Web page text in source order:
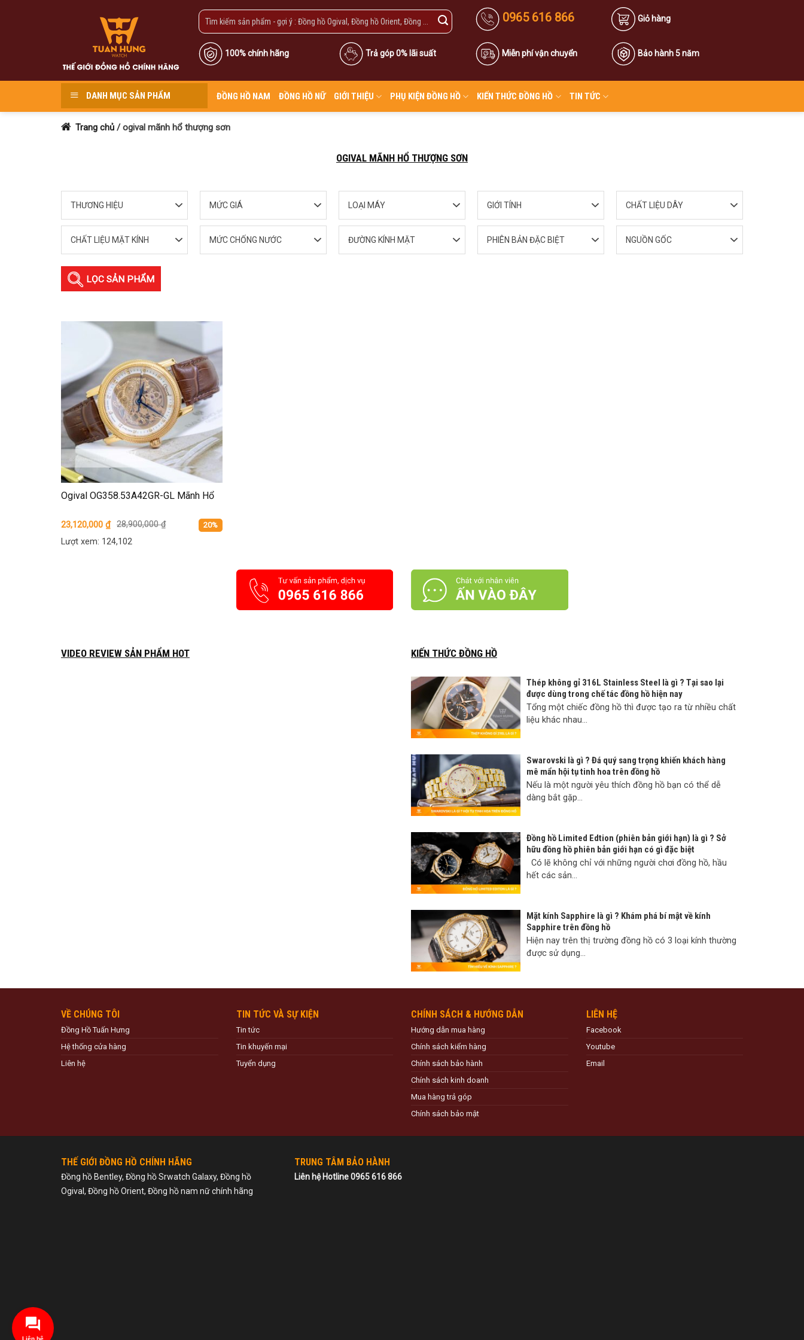
0965 616 866 Giỏ hàng
100% chính hãng Trả góp 0% lãi suất Miễn phí vận chuyển Bảo hành 5 năm
DANH MỤC SẢN PHẨM ĐỒNG HỒ NAM ĐỒNG HỒ NỮ GIỚI THIỆU PHỤ KIỆN ĐỒNG HỒ KIẾN THỨC ĐỒNG HỒ TIN TỨC
Trang chủ /ogival mãnh hổ thượng sơn
OGIVAL MÃNH HỔ THƯỢNG SƠN
THƯƠNG HIỆU MỨC GIÁ LOẠI MÁY GIỚI TÍNH CHẤT LIỆU DÂY
CHẤT LIỆU MẶT KÍNH MỨC CHỐNG NƯỚC ĐƯỜNG KÍNH MẶT PHIÊN BẢN ĐẶC BIỆT NGUỒN GỐC
LỌC SẢN PHẨM
Ogival OG358.53A42GR-GL Mãnh Hổ
23,120,000 ₫ 28,900,000₫ 20%
Lượt xem: 124,102
VIDEO REVIEW SẢN PHẨM HOT KIẾN THỨC ĐỒNG HỒ
Thép không gỉ 316L Stainless Steel là gì ? Tại sao lại
được dùng trong chế tác đồng hồ hiện nay
Tổng một chiếc đồng hồ thì được tạo ra từ nhiều chất
liệu khác nhau...
Swarovski là gì ? Đá quý sang trọng khiến khách hàng
mê mẩn hội tụ tinh hoa trên đồng hồ
Nếu là một người yêu thích đồng hồ bạn có thể dễ
dàng bắt gặp...
Đồng hồ Limited Edtion (phiên bản giới hạn) là gì ? Sở
hữu đồng hồ phiên bản giới hạn có gì đặc biệt
Có lẽ không chỉ với những người chơi đồng hồ, hầu
hết các sản...
Mặt kính Sapphire là gì ? Khám phá bí mật về kính
Sapphire trên đồng hồ
Hiện nay trên thị trường đồng hồ có 3 loại kính thường
được sử dụng...
VỀ CHÚNG TÔI
Đồng Hồ Tuấn Hưng
Hệ thống cửa hàng
Liên hệ
TIN TỨC VÀ SỰ KIỆN
Tin tức
Tin khuyến mại
Tuyển dụng
CHÍNH SÁCH & HƯỚNG DẪN
Hướng dẫn mua hàng
Chính sách kiểm hàng
Chính sách bảo hành
Chính sách kinh doanh
Mua hàng trả góp
Chính sách bảo mật
LIÊN HỆ
Facebook
Youtube
Email
THẾ GIỚI ĐỒNG HỒ CHÍNH HÃNG
Đồng hồ Bentley, Đồng hồ Srwatch Galaxy, Đồng hồ
Ogival, Đồng hồ Orient, Đồng hồ nam nữ chính hãng
TRUNG TÂM BẢO HÀNH
Liên hệ Hotline 0965 616 866
Liên hệ